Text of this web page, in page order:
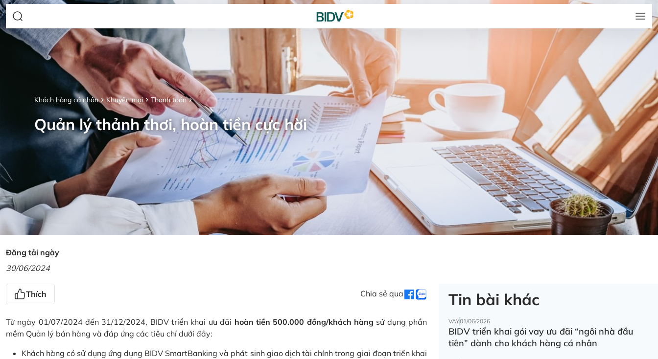
Khách hàng cá nhân Khuyến mại Thanh toán
Quản lý thảnh thơi, hoàn tiền cực hời
Đăng tải ngày
30/06/2024
Thích Chia sẻ qua
Từ ngày 01/07/2024 đến 31/12/2024, BIDV triển khai ưu đãi hoàn tiền 500.000 đồng/khách hàng sử dụng phần
mềm Quản lý bán hàng và đáp ứng các tiêu chí dưới đây:
Khách hàng có sử dụng ứng dụng BIDV SmartBanking và phát sinh giao dịch tài chính trong giai đoạn triển khai
Tin bài khác
VAY01/06/2026
BIDV triển khai gói vay ưu đãi “ngôi nhà đầu
tiên” dành cho khách hàng cá nhân